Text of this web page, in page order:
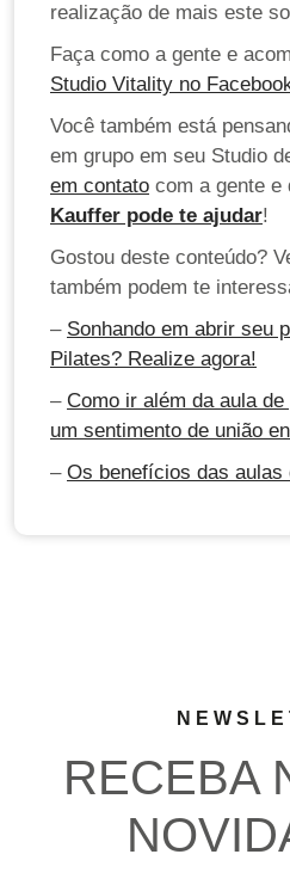
realização de mais este
Faça como a gente e
Studio Vitality no
Você também está
em grupo em seu Studio
em contato com a gente e
Kauffer pode te ajudar!
Gostou deste conteúdo?
também podem te
– Sonhando em abrir seu
Pilates? Realize agora!
– Como ir além da aula
um sentimento de união
– Os benefícios das aulas
RECEBA